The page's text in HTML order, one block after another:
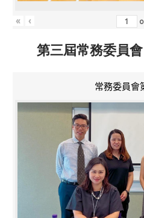
« ‹
第三屆常務委員
常務委員會